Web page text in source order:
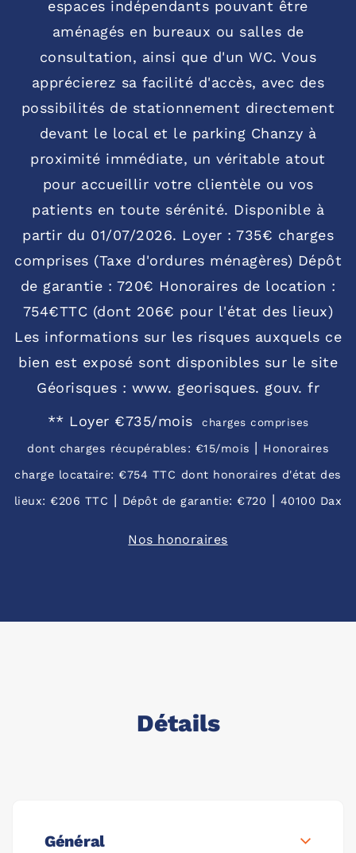
espaces indépendants pouvant être
aménagés en bureaux ou salles de
consultation, ainsi que d'un WC. Vous
apprécierez sa facilité d'accès, avec des
possibilités de stationnement directement
devant le local et le parking Chanzy à
proximité immédiate, un véritable atout
pour accueillir votre clientèle ou vos
patients en toute sérénité. Disponible à
partir du 01/07/2026. Loyer : 735€ charges
comprises (Taxe d'ordures ménagères) Dépôt
de garantie : 720€ Honoraires de location :
754€TTC (dont 206€ pour l'état des lieux)
Les informations sur les risques auxquels ce
bien est exposé sont disponibles sur le site
Géorisques : www. georisques. gouv. fr
** Loyer €735/mois charges comprises
dont charges récupérables: €15/mois | Honoraires
charge locataire: €754 TTC dont honoraires d'état des
lieux: €206 TTC | Dépôt de garantie: €720 | 40100 Dax
Nos honoraires
Détails
Général